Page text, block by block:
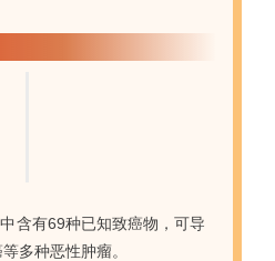
含有69种已知致癌物，可导
多种恶性肿瘤。